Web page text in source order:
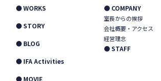
● WORKS
● STORY
● BLOG
● IFA Activities
● MOVIE
● COMPANY
室長からの挨拶
会社概要・アクセス
経営理念
● STAFF